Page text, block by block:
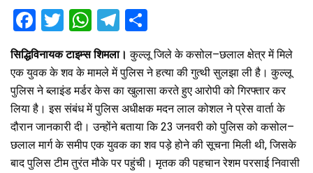
F
a
ce
b
o
o
k
T
tt
er
W
h
at
s
A
p
p
T
e
gr
a
m
h
ar
e
सिद्धिविनायक टाइम्स शिमला।कुल्लू जिले के कसोल–छलाल क्षेत्र में मिले
एक युवक के शव के मामले में पुलिस ने हत्या की गुत्थी सुलझा ली है। कुल्लू
पुलिस ने ब्लाइंड मर्डर केस का खुलासा करते हुए आरोपी को गिरफ्तार कर
लिया है। इस संबंध में पुलिस अधीक्षक मदन लाल कोशल ने प्रेस वार्ता के
दौरान जानकारी दी। उन्होंने बताया कि 23 जनवरी को पुलिस को कसोल–
छलाल मार्ग के समीप एक युवक का शव पड़े होने की सूचना मिली थी, जिसके
बाद पुलिस टीम तुरंत मौके पर पहुंची। मृतक की पहचान रेशम परसाई निवासी